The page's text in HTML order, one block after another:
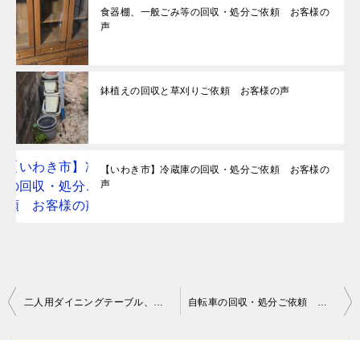
食器棚、一般ごみ等の回収・処分ご依頼 お客様の
声
鉢植えの回収と草刈りご依頼 お客様の声
【いわき市】冷蔵庫の回収・処分ご依頼 お客様の
声
投
二人用ダイニングテーブル、キングサイズベッドマットレス等の回収 自転車の回収・処分ご依頼 お客様の声